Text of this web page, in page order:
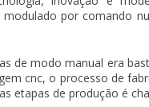
por comando
de modo manual era
cnc, o processo de
etapas de produção é